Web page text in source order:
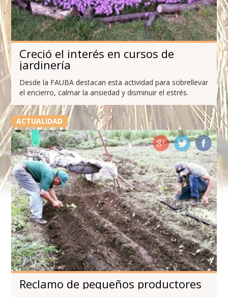
Creció el interés en cursos de
jardinería
Desde la FAUBA destacan esta actividad para sobrellevar
el encierro, calmar la ansiedad y disminuir el estrés.
ACTUALIDAD
Reclamo de pequeños productores